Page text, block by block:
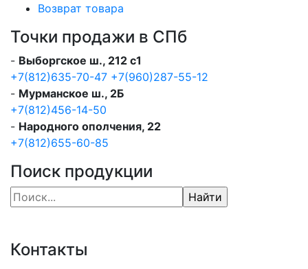
Возврат товара
Точки продажи в СПб
- Выборгское ш., 212 с1
+7(812)635-70-47 +7(960)287-55-12
- Мурманское ш., 2Б
+7(812)456-14-50
- Народного ополчения, 22
+7(812)655-60-85
Поиск продукции
Контакты